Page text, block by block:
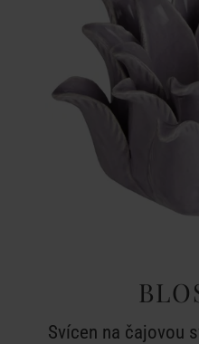
Svícen na čajovou